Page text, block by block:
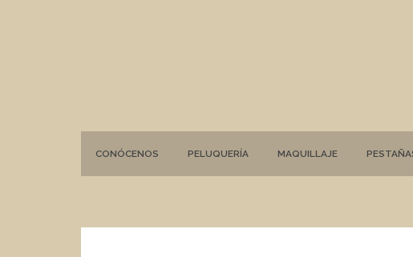
CONÓCENOS PELUQUERÍA MAQUILLAJE